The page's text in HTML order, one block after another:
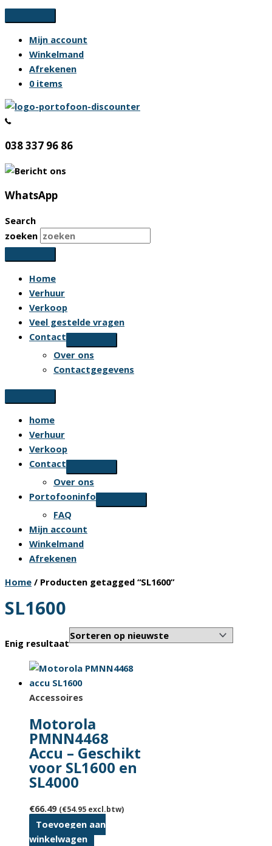
Ga
naar
inhoud
Mijn account
Winkelmand
Afrekenen
0 items
038 337 96 86
WhatsApp
Search
zoeken
Home
Verhuur
Verkoop
Veel gestelde vragen
Contact
Over ons
Contactgegevens
home
Verhuur
Verkoop
Contact
Over ons
Portofooninfo
FAQ
Mijn account
Winkelmand
Afrekenen
Home / Producten getagged “SL1600”
SL1600
Enig resultaat
Accessoires
Motorola
PMNN4468
Accu – Geschikt
voor SL1600 en
SL4000
€66.49 (€54.95 excl.btw)
Toevoegen aan
winkelwagen